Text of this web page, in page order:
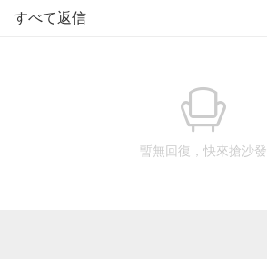
すべて返信
暫無回復，快來搶沙發